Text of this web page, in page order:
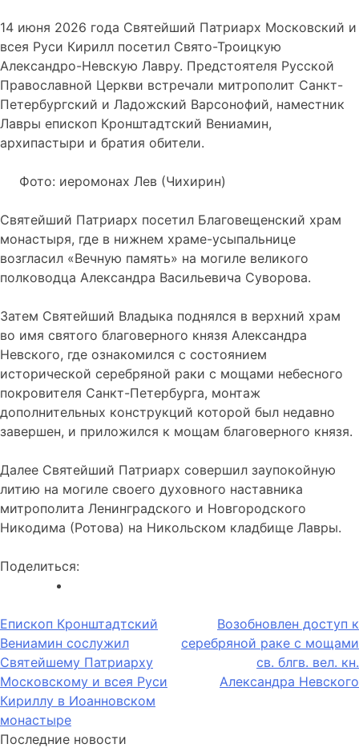
14 июня 2026 года Святейший Патриарх Московский и
всея Руси Кирилл посетил Свято-Троицкую
Александро-Невскую Лавру. Предстоятеля Русской
Православной Церкви встречали митрополит Санкт-
Петербургский и Ладожский Варсонофий, наместник
Лавры епископ Кронштадтский Вениамин,
архипастыри и братия обители.
Фото: иеромонах Лев (Чихирин)
Святейший Патриарх посетил Благовещенский храм
монастыря, где в нижнем храме-усыпальнице
возгласил «Вечную память» на могиле великого
полководца Александра Васильевича Суворова.
Затем Святейший Владыка поднялся в верхний храм
во имя святого благоверного князя Александра
Невского, где ознакомился с состоянием
исторической серебряной раки с мощами небесного
покровителя Санкт-Петербурга, монтаж
дополнительных конструкций которой был недавно
завершен, и приложился к мощам благоверного князя.
Далее Святейший Патриарх совершил заупокойную
литию на могиле своего духовного наставника
митрополита Ленинградского и Новгородского
Никодима (Ротова) на Никольском кладбище Лавры.
Поделиться:
Навигация
по
записям
Епископ Кронштадтский
Вениамин сослужил
Святейшему Патриарху
Московскому и всея Руси
Кириллу в Иоанновском
монастыре
Возобновлен доступ к
серебряной раке с мощами
св. блгв. вел. кн.
Александра Невского
Последние новости